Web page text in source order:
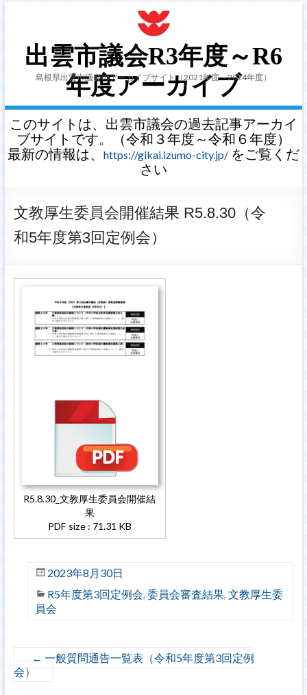
出雲市議会R3年度～R6
年度アーカイブ
島根県出雲市議会のアーカイブサイト（2021年度～2024年度）
このサイトは、出雲市議会の過去記事アーカイ
ブサイトです。（令和３年度～令和６年度）
最新の情報は、
https://gikai.izumo-city.jp/をご覧くだ
さい
文教厚生委員会開催結果 R5.8.30（令
和5年度第3回定例会）
R5.8.30_文教厚生委員会開催結
果
PDF size : 71.31 KB
2023年8月30日
R5年度第3回定例会, 委員会審査結果, 文教厚生委
員会
← 一般質問通告一覧表（令和5年度第3回定例
会）